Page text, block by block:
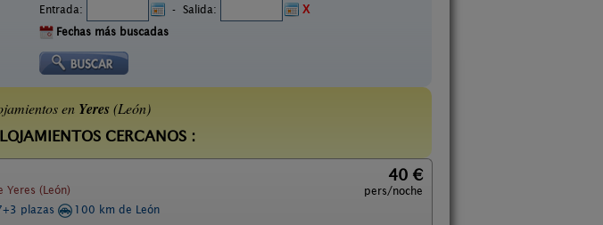
Entrada:
- Salida:
X
Fechas más buscadas
en Yeres(León)
CERCANOS :
Yeres (León)
40 €
pers/noche
plazas
100 km de León